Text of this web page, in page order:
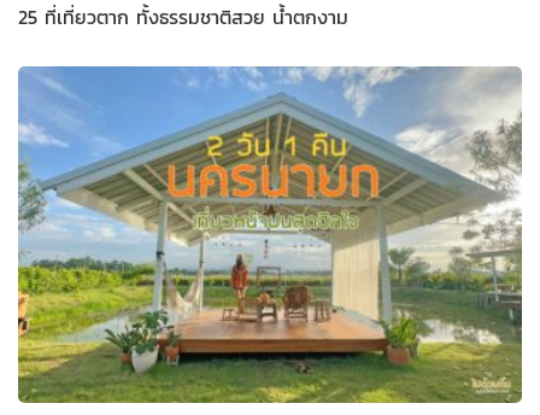
25 ที่เที่ยวตาก ทั้งธรรมชาติสวย น้ำตกงาม